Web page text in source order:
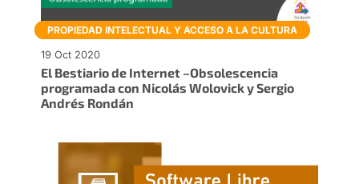
El Bestiario de Internet –Obsolescencia
programada con Nicolás Wolovick y Sergio
Andrés Rondán
19 Oct 2020
PROPIEDAD INTELECTUAL Y ACCESO A LA CULTURA